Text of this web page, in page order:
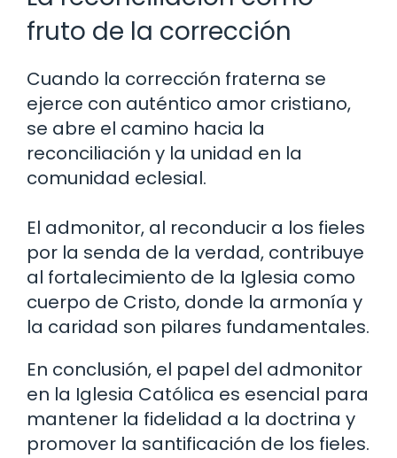
fruto de la corrección
Cuando la corrección fraterna se
ejerce con auténtico amor cristiano,
se abre el camino hacia la
reconciliación y la unidad en la
comunidad eclesial.
El admonitor, al reconducir a los fieles
por la senda de la verdad, contribuye
al fortalecimiento de la Iglesia como
cuerpo de Cristo, donde la armonía y
la caridad son pilares fundamentales.
En conclusión, el papel del admonitor
en la Iglesia Católica es esencial para
mantener la fidelidad a la doctrina y
promover la santificación de los fieles.